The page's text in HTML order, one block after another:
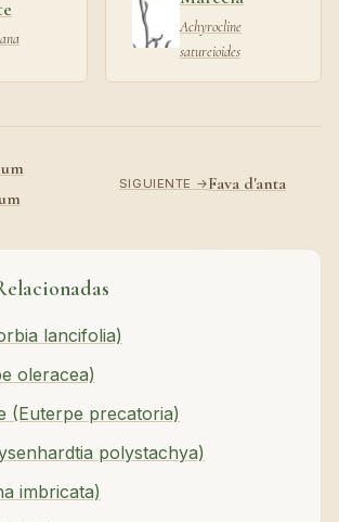
Achyrocline
satureioides
SIGUIENTE →Fava d'anta
lancifolia)
oleracea)
(Euterpe precatoria)
polystachya)
imbricata)